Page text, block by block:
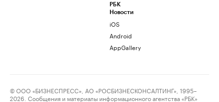
РБК
Новости
iOS
Android
AppGallery
© ООО «БИЗНЕСПРЕСС», АО «РОСБИЗНЕСКОНСАЛТИНГ», 1995–
2026. Сообщения и материалы информационного агентства «РБК»